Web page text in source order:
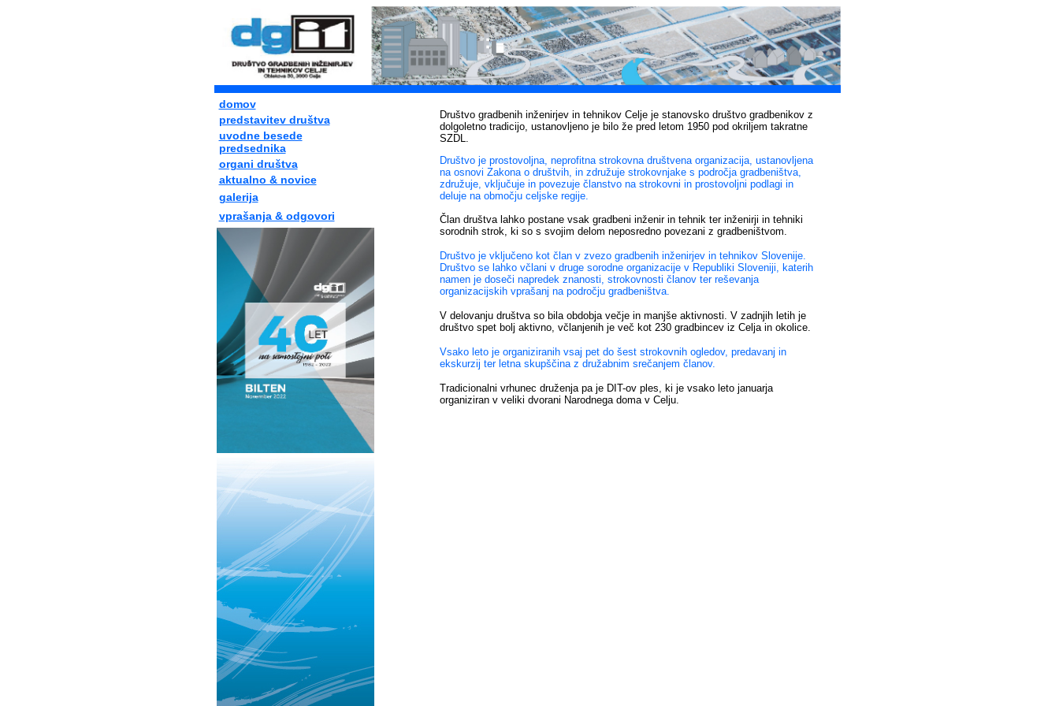
domov
predstavitev društva
uvodne besede
predsednika
organi društva
aktualno & novice
galerija
vprašanja & odgovori
Društvo gradbenih inženirjev in tehnikov Celje je stanovsko društvo gradbenikov z
dolgoletno tradicijo, ustanovljeno je bilo že pred letom 1950 pod okriljem takratne
SZDL.
Društvo je prostovoljna, neprofitna strokovna društvena organizacija, ustanovljena
na osnovi Zakona o društvih, in združuje strokovnjake s področja gradbeništva,
združuje, vključuje in povezuje članstvo na strokovni in prostovoljni podlagi in
deluje na območju celjske regije.
Član društva lahko postane vsak gradbeni inženir in tehnik ter inženirji in tehniki
sorodnih strok, ki so s svojim delom neposredno povezani z gradbeništvom.
Društvo je vključeno kot član v zvezo gradbenih inženirjev in tehnikov Slovenije.
Društvo se lahko včlani v druge sorodne organizacije v Republiki Sloveniji, katerih
namen je doseči napredek znanosti, strokovnosti članov ter reševanja
organizacijskih vprašanj na področju gradbeništva.
V delovanju društva so bila obdobja večje in manjše aktivnosti. V zadnjih letih je
društvo spet bolj aktivno, včlanjenih je več kot 230 gradbincev iz Celja in okolice.
Vsako leto je organiziranih vsaj pet do šest strokovnih ogledov, predavanj in
ekskurzij ter letna skupščina z družabnim srečanjem članov.
Tradicionalni vrhunec druženja pa je DIT-ov ples, ki je vsako leto januarja
organiziran v veliki dvorani Narodnega doma v Celju.